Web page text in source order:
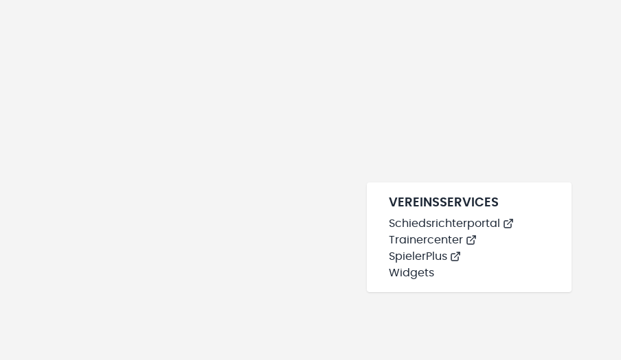
VEREINSSERVICES
Schiedsrichterportal
Trainercenter
SpielerPlus
Widgets